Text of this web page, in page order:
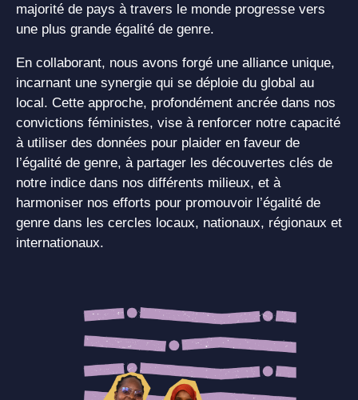
majorité de pays à travers le monde progresse vers
une plus grande égalité de genre.
En collaborant, nous avons forgé une alliance unique,
incarnant une synergie qui se déploie du global au
local. Cette approche, profondément ancrée dans nos
convictions féministes, vise à renforcer notre capacité
à utiliser des données pour plaider en faveur de
l’égalité de genre, à partager les découvertes clés de
notre indice dans nos différents milieux, et à
harmoniser nos efforts pour promouvoir l’égalité de
genre dans les cercles locaux, nationaux, régionaux et
internationaux.